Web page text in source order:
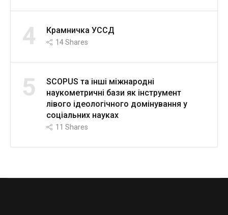
4 Крамничка УССД
14Shares
5
SCOPUS та інші міжнародні
наукометричні бази як інструмент
лівого ідеологічного домінування у
соціальних науках
11 Shares